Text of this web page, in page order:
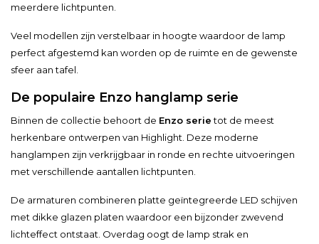
meerdere lichtpunten.
Veel modellen zijn verstelbaar in hoogte waardoor de lamp
perfect afgestemd kan worden op de ruimte en de gewenste
sfeer aan tafel.
De populaire Enzo hanglamp serie
Binnen de collectie behoort de Enzo serietot de meest
herkenbare ontwerpen van Highlight. Deze moderne
hanglampen zijn verkrijgbaar in ronde en rechte uitvoeringen
met verschillende aantallen lichtpunten.
De armaturen combineren platte geïntegreerde LED schijven
met dikke glazen platen waardoor een bijzonder zwevend
lichteffect ontstaat. Overdag oogt de lamp strak en